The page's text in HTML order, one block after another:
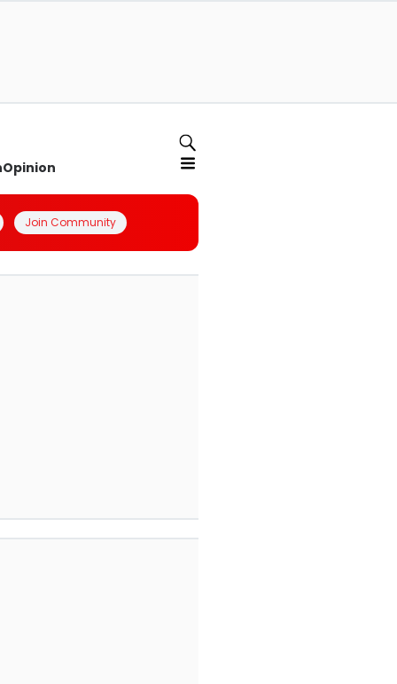
Opinion
Join Community